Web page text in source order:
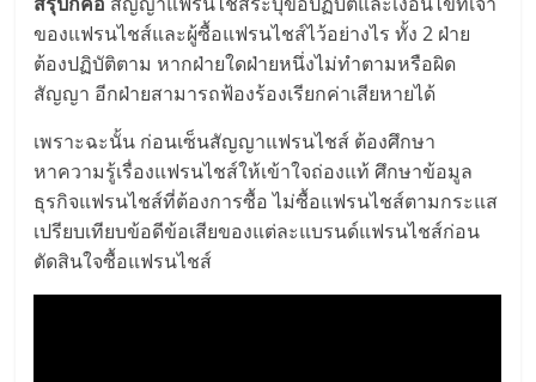
SME
แห่ง
ประเทศไทย,
ThaiSMEsCenter,
ธุรกิจ
มอี
ไทย,
ของแฟรนไชส์และผู้ซื้อแฟรนไชส์ไว้อย่างไร ทั้ง 2 ฝ่าย
ต้องปฏิบัติตาม หากฝ่ายใดฝ่ายหนึ่งไม่ทำตามหรือผิด
สัญญา อีกฝ่ายสามารถฟ้องร้องเรียกค่าเสียหายได้
เพราะฉะนั้น ก่อนเซ็นสัญญาแฟรนไชส์ ต้องศึกษา
หาความรู้เรื่องแฟรนไชส์ให้เข้าใจถ่องแท้ ศึกษาข้อมูล
ธุรกิจแฟรนไชส์ที่ต้องการซื้อ ไม่ซื้อแฟรนไชส์ตามกระแส
เปรียบเทียบข้อดีข้อเสียของแต่ละแบรนด์แฟรนไชส์ก่อน
ตัดสินใจซื้อแฟรนไชส์